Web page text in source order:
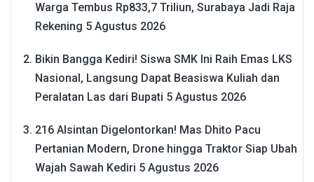
Warga Tembus Rp833,7 Triliun, Surabaya Jadi Raja
Rekening 5 Agustus 2026
Bikin Bangga Kediri! Siswa SMK Ini Raih Emas LKS
Nasional, Langsung Dapat Beasiswa Kuliah dan
Peralatan Las dari Bupati 5 Agustus 2026
216 Alsintan Digelontorkan! Mas Dhito Pacu
Pertanian Modern, Drone hingga Traktor Siap Ubah
Wajah Sawah Kediri 5 Agustus 2026